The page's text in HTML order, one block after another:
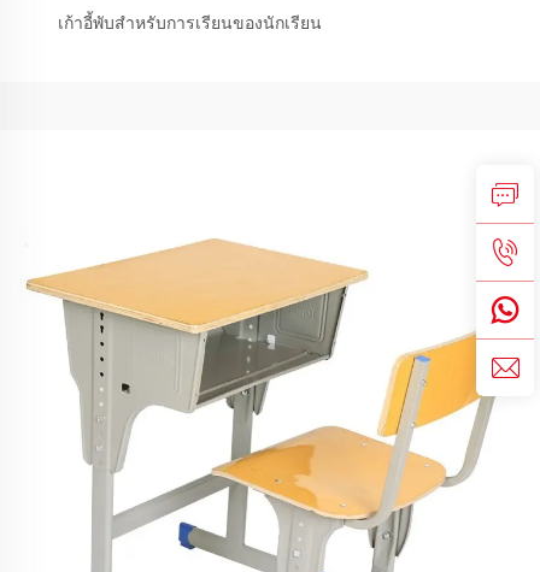
เก้าอี้พับสำหรับการเรียนของนักเรียน